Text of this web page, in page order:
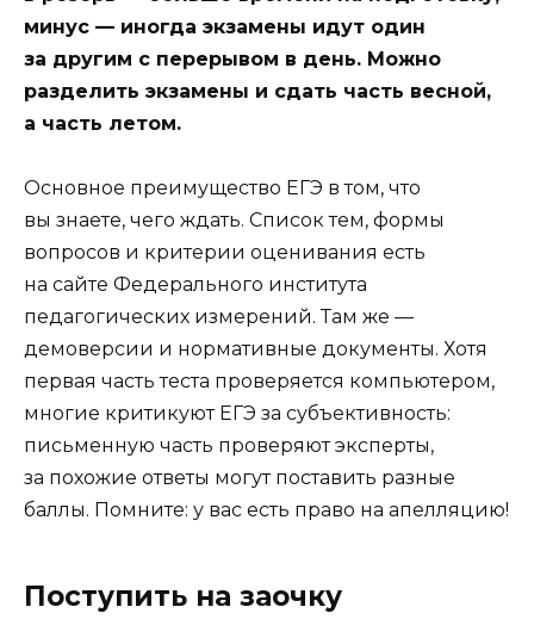
минус — иногда экзамены идут один
за другим с перерывом в день. Можно
разделить экзамены и сдать часть весной,
а часть летом.
Основное преимущество ЕГЭ в том, что
вы знаете, чего ждать. Список тем, формы
вопросов и критерии оценивания есть
на сайте Федерального института
педагогических измерений. Там же —
демоверсии и нормативные документы. Хотя
первая часть теста проверяется компьютером,
многие критикуют ЕГЭ за субъективность:
письменную часть проверяют эксперты,
за похожие ответы могут поставить разные
баллы. Помните: у вас есть право на апелляцию!
Поступить на заочку